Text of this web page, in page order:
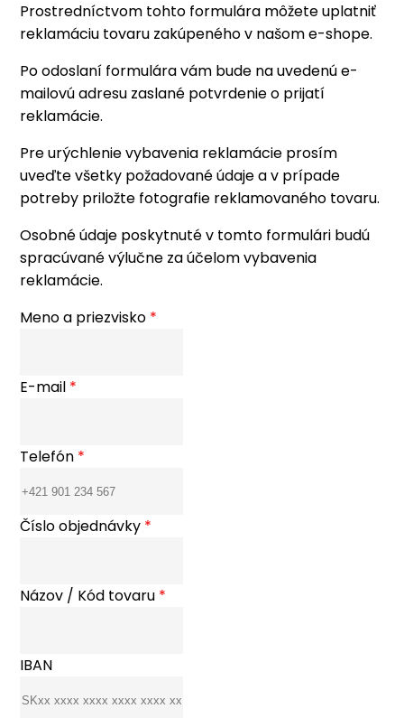
Prostredníctvom tohto formulára môžete uplatniť
reklamáciu tovaru zakúpeného v našom e-shope.
Po odoslaní formulára vám bude na uvedenú e-
mailovú adresu zaslané potvrdenie o prijatí
reklamácie.
Pre urýchlenie vybavenia reklamácie prosím
uveďte všetky požadované údaje a v prípade
potreby priložte fotografie reklamovaného tovaru.
Osobné údaje poskytnuté v tomto formulári budú
spracúvané výlučne za účelom vybavenia
reklamácie.
Meno a priezvisko *
E-mail *
Telefón *
Číslo objednávky *
Názov / Kód tovaru *
IBAN